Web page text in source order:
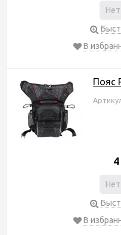
В
Пояс
В